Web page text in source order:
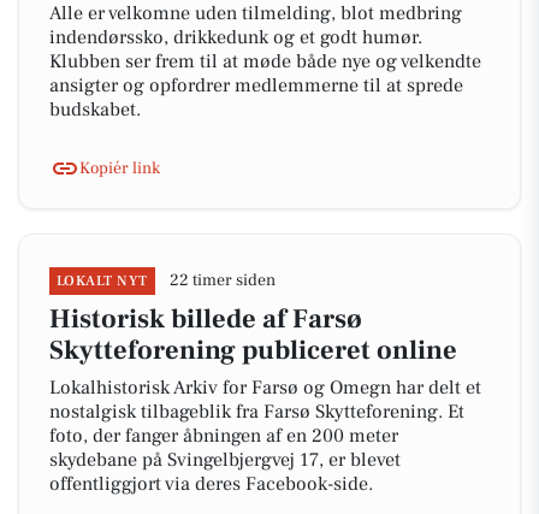
Alle er velkomne uden tilmelding, blot medbring
indendørssko, drikkedunk og et godt humør.
Klubben ser frem til at møde både nye og velkendte
ansigter og opfordrer medlemmerne til at sprede
budskabet.
Kopiér link
LOKALT NYT 22 timer siden
Historisk billede af Farsø
Skytteforening publiceret online
Lokalhistorisk Arkiv for Farsø og Omegn har delt et
nostalgisk tilbageblik fra Farsø Skytteforening. Et
foto, der fanger åbningen af en 200 meter
skydebane på Svingelbjergvej 17, er blevet
offentliggjort via deres Facebook-side.